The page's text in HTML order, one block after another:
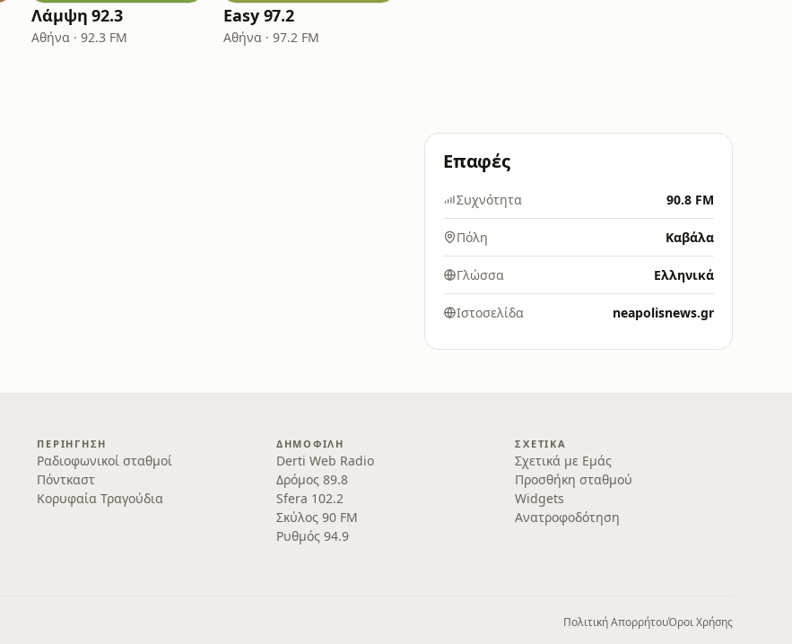
Λάμψη 92.3
Αθήνα · 92.3 FM
Easy 97.2
Αθήνα · 97.2 FM
Επαφές
Συχνότητα 90.8 FM
Πόλη Καβάλα
Γλώσσα Ελληνικά
Ιστοσελίδα neapolisnews.gr
ΠΕΡΙΉΓΗΣΗ
Ραδιοφωνικοί σταθμοί
Πόντκαστ
Κορυφαία Τραγούδια
ΔΗΜΟΦΙΛΉ
Derti Web Radio
Δρόμος 89.8
Sfera 102.2
Σκύλος 90 FM
Ρυθμός 94.9
ΣΧΕΤΙΚΆ
Σχετικά με Εμάς
Προσθήκη σταθμού
Widgets
Ανατροφοδότηση
Πολιτική ΑπορρήτουΌροι Χρήσης